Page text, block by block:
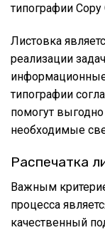
типографии Copy
Листовка
реализации
типографии
помогут
необходимые
Распечатка
Важным
процесса
качественный